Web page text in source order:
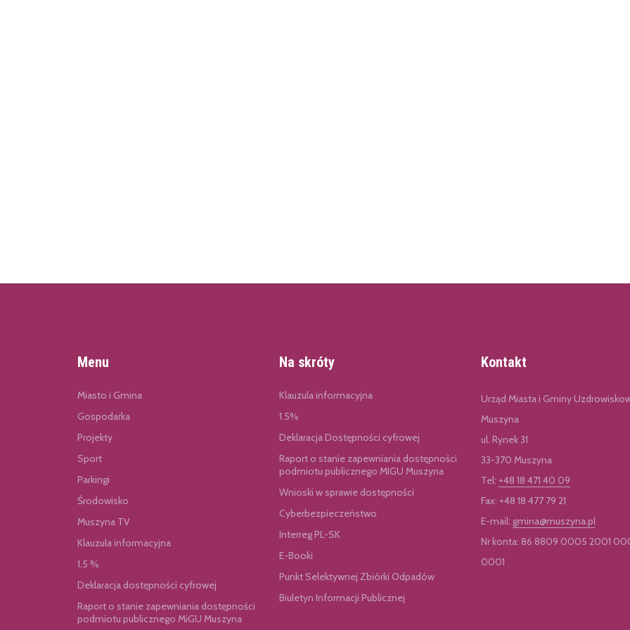
Menu
Miasto i Gmina
Gospodarka
Projekty
Sport
Parkingi
Środowisko
Muszyna TV
Klauzula informacyjna
1,5 %
Deklaracja dostępności cyfrowej
Raport o stanie zapewniania dostępności
podmiotu publicznego MiGU Muszyna
Na skróty
Klauzula informacyjna
1.5%
Deklaracja Dostępności cyfrowej
Raport o stanie zapewniania dostępności
podmiotu publicznego MIGU Muszyna
Wnioski w sprawie dostępności
Cyberbezpieczeństwo
Interreg PL-SK
E-Booki
Punkt Selektywnej Zbiórki Odpadów
Biuletyn Informacji Publicznej
Kontakt
Urząd Miasta i Gminy
Muszyna
ul. Rynek 31
33-370 Muszyna
Tel: +48 18 471 40 09
Fax: +48 18 477 79 21
E-mail: gmina@muszyna.pl
Nr konta: 86 8809 0005 2001
0001